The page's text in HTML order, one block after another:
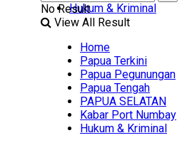
Hukum & Kriminal
No Result
View All Result
Home
Papua Terkini
Papua Pegunungan
Papua Tengah
PAPUA SELATAN
Kabar Port Numbay
Hukum & Kriminal